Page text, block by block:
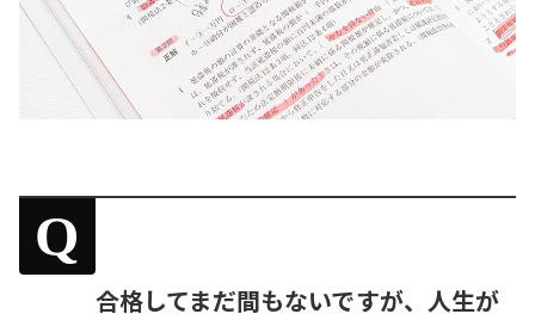
Q
合格してまだ間もないですが、人生が